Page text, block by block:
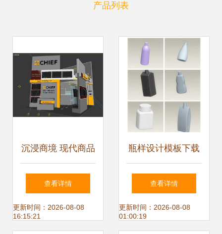
产品列表
沉浸商境 现代商品
展厅3D模型设计全
解析
查看详情
更新时间：2026-08-08
16:15:21
瓶样设计模板下载
1098529 其他模型
整套3d模型
查看详情
更新时间：2026-08-08
01:00:19